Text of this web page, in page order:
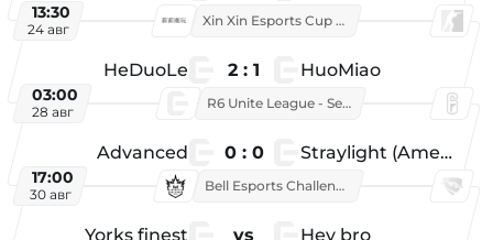
13:30
24 авг
Xin Xin Esports Cup 2026
HeDuoLe 2 : 1 HuoMiao
03:00
28 авг
R6 Unite League - Season 1
Advanced 0 : 0 Straylight (American team)
17:00
30 авг
Bell Esports Challenge 2026
Yorks finest vs Hey bro